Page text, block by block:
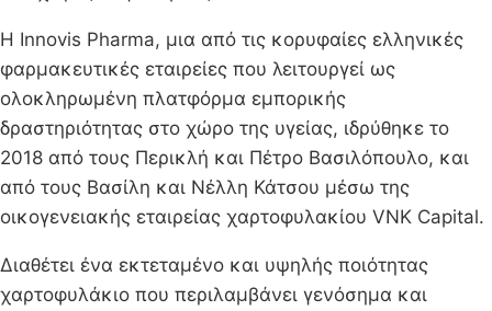
Η Innovis Pharma, μια από τις κορυφαίες ελληνικές
φαρμακευτικές εταιρείες που λειτουργεί ως
ολοκληρωμένη πλατφόρμα εμπορικής
δραστηριότητας στο χώρο της υγείας, ιδρύθηκε το
2018 από τους Περικλή και Πέτρο Βασιλόπουλο, και
από τους Βασίλη και Νέλλη Κάτσου μέσω της
οικογενειακής εταιρείας χαρτοφυλακίου VNK Capital.
Διαθέτει ένα εκτεταμένο και υψηλής ποιότητας
χαρτοφυλάκιο που περιλαμβάνει γενόσημα και